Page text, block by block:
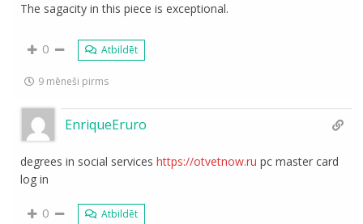
The sagacity in this piece is exceptional.
0 Atbildēt
9 mēneši pirms
EnriqueEruro
degrees in social serviceshttps://otvetnow.ru pc master card
log in
0 Atbildēt